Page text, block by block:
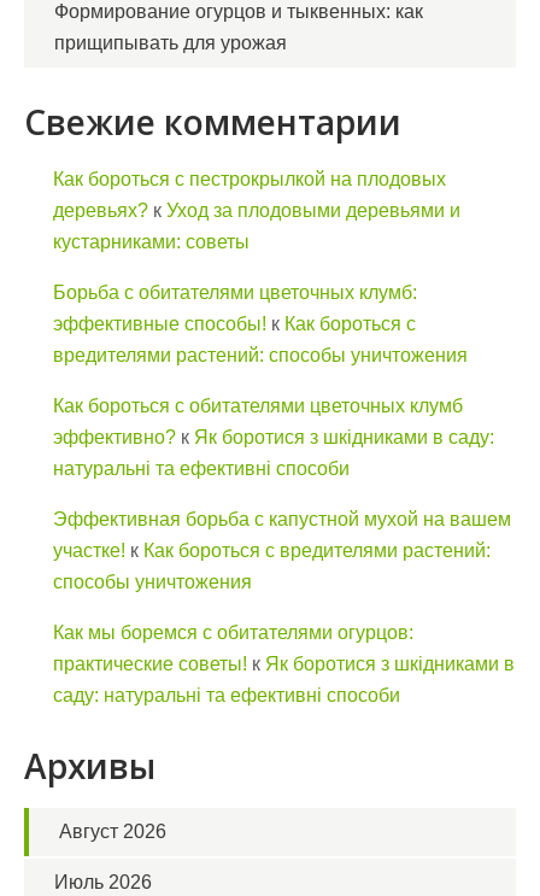
Формирование огурцов и тыквенных: как
прищипывать для урожая
Свежие комментарии
Как бороться с пестрокрылкой на плодовых
деревьях? к Уход за плодовыми деревьями и
кустарниками: советы
Борьба с обитателями цветочных клумб:
эффективные способы! к Как бороться с
вредителями растений: способы уничтожения
Как бороться с обитателями цветочных клумб
эффективно? к Як боротися з шкідниками в саду:
натуральні та ефективні способи
Эффективная борьба с капустной мухой на вашем
участке! к Как бороться с вредителями растений:
способы уничтожения
Как мы боремся с обитателями огурцов:
практические советы! к Як боротися з шкідниками в
саду: натуральні та ефективні способи
Архивы
Август 2026
Июль 2026